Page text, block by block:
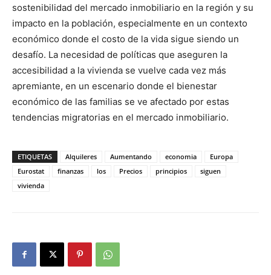
sostenibilidad del mercado inmobiliario en la región y su
impacto en la población, especialmente en un contexto
económico donde el costo de la vida sigue siendo un
desafío. La necesidad de políticas que aseguren la
accesibilidad a la vivienda se vuelve cada vez más
apremiante, en un escenario donde el bienestar
económico de las familias se ve afectado por estas
tendencias migratorias en el mercado inmobiliario.
ETIQUETAS Alquileres Aumentando economia
Europa
Eurostat
finanzas los Precios principios
siguen
vivienda